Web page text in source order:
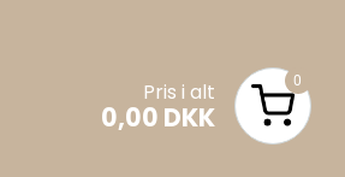
Pris i alt
0,00 DKK Pris i alt
0